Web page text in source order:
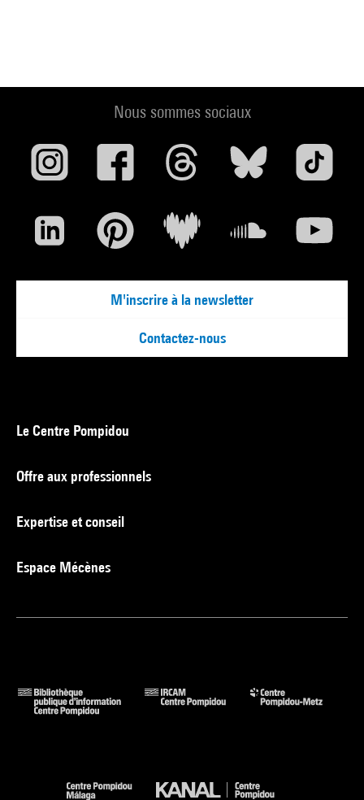
Nous sommes sociaux
M'inscrire à la newsletter
Contactez-nous
Le Centre Pompidou
Offre aux professionnels
Expertise et conseil
Espace Mécènes